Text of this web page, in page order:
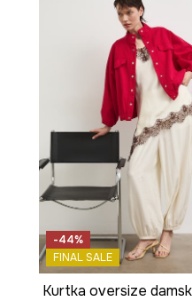
-44%
FINAL SALE